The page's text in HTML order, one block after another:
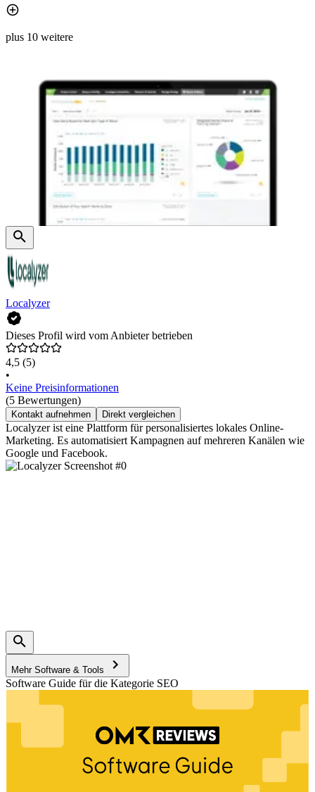
plus 10 weitere
Localyzer
Dieses Profil wird vom Anbieter betrieben
4,5 (5)
•
Keine Preisinformationen
(5 Bewertungen)
Kontakt aufnehmen Direkt vergleichen
Localyzer ist eine Plattform für personalisiertes lokales Online-
Marketing. Es automatisiert Kampagnen auf mehreren Kanälen wie
Google und Facebook.
Mehr Software & Tools
Software Guide für die Kategorie SEO